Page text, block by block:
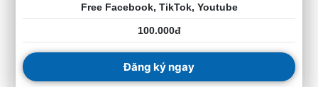
Free Facebook, TikTok, Youtube
100.000đ
Đăng ký ngay